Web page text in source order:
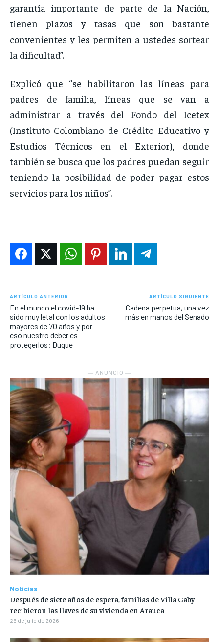
garantía importante de parte de la Nación,
tienen plazos y tasas que son bastante
convenientes y les permiten a ustedes sortear
la dificultad”.
Explicó que “se habilitaron las líneas para
padres de familia, líneas que se van a
administrar a través del Fondo del Icetex
(Instituto Colombiano de Crédito Educativo y
Estudios Técnicos en el Exterior), donde
también se busca que los padres puedan seguir
teniendo la posibilidad de poder pagar estos
servicios para los niños”.
ARTÍCULO ANTERIOR
En el mundo el covid-19 ha
sido muy letal con los adultos
mayores de 70 años y por
eso nuestro deber es
protegerlos: Duque
ARTÍCULO SIGUIENTE
Cadena perpetua, una vez
más en manos del Senado
― ANUNCIO ―
Noticias
Después de siete años de espera, familias de Villa Gaby
recibieron las llaves de su vivienda en Arauca
26 de julio de 2026